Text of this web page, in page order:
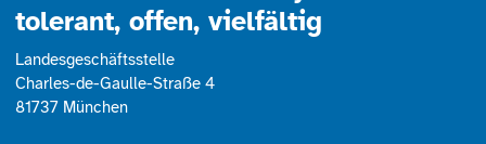
tolerant, offen, vielfältig
Landesgeschäftsstelle
Charles-de-Gaulle-Straße 4
81737 München